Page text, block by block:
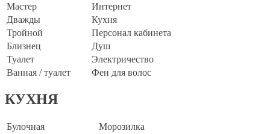
Мастер
Интернет
Дважды
Кухня
Тройной
Персонал кабинета
Близнец
Душ
Туалет
Электричество
Ванная / туалет
Фен для волос
КУХНЯ
Булочная
Морозилка